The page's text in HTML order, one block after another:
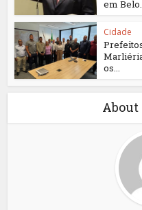
em
Cidade
os...